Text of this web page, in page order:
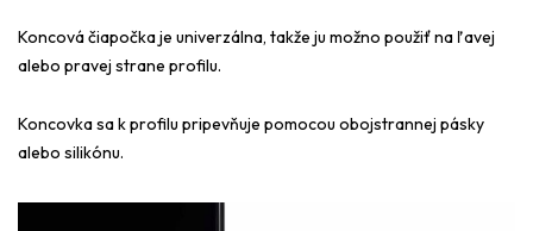
Koncová čiapočka je univerzálna, takže ju možno použiť na ľavej
alebo pravej strane profilu.
Koncovka sa k profilu pripevňuje pomocou obojstrannej pásky
alebo silikónu.